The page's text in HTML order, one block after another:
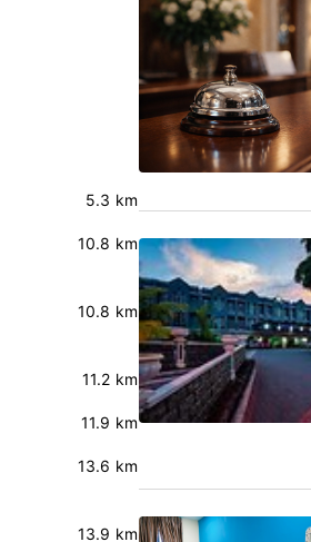
5.3 km
10.8 km
10.8 km
11.2 km
11.9 km
13.6 km
13.9 km